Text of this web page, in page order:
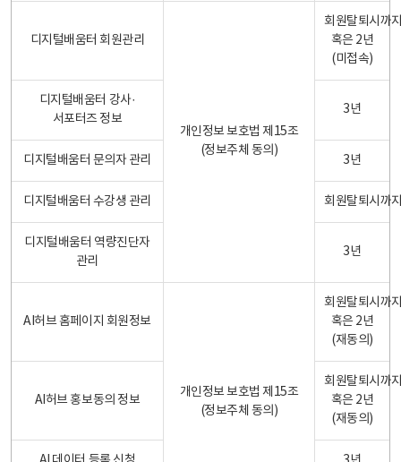
디지털배움터 회원관리
개인정보 보호법 제15조
(정보주체 동의)
회원탈퇴시까
혹은 2년
(미접속)
디지털배움터 강사·
서포터즈 정보
3년
디지털배움터 문의자 관리 3년
디지털배움터 수강생 관리 회원탈퇴시까
디지털배움터 역량진단자
관리
3년
AI허브 홈페이지 회원정보
개인정보 보호법 제15조
(정보주체 동의)
회원탈퇴시까
혹은 2년
(재동의)
AI허브 홍보동의 정보
회원탈퇴시까
혹은 2년
(재동의)